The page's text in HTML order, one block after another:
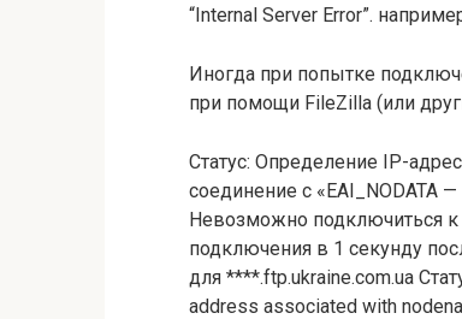
“Internal Server Error”.
Иногда при попытке
при помощи FileZilla (или
Статус: Определение IP-
соединение с «EAI_NODATA
Невозможно подключиться к
подключения в 1 секунду
для ****.ftp.ukraine.com.ua
address associated with